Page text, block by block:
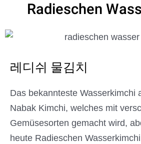
Radieschen
레디쉬 물김치
Das bekannteste Wasserkimchi
Nabak Kimchi, welches mit
Gemüsesorten gemacht wird,
heute Radieschen